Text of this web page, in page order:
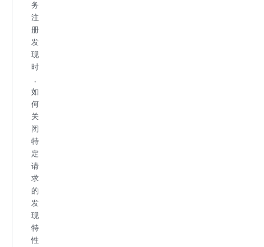
务
注
册
发
现
时
，
如
何
关
闭
特
定
请
求
的
发
现
特
性